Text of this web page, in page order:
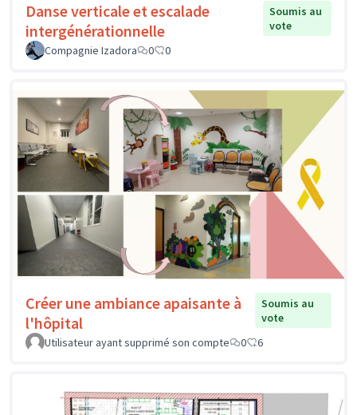
Danse verticale et escalade
intergénérationnelle
Soumis au
vote
Compagnie Izadora
0 0
Créer une ambiance apaisante à
l'hôpital
Soumis au
vote
Utilisateur ayant supprimé son compte
0 6